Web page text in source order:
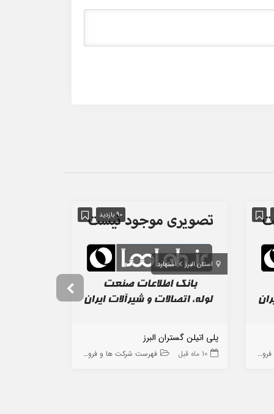
ها
90 بازدید
استان البرز اشتهارد
پلی اتیلن گستران البرز
10 ماه قبل فهرست شرکت ها و فروشگاه ها